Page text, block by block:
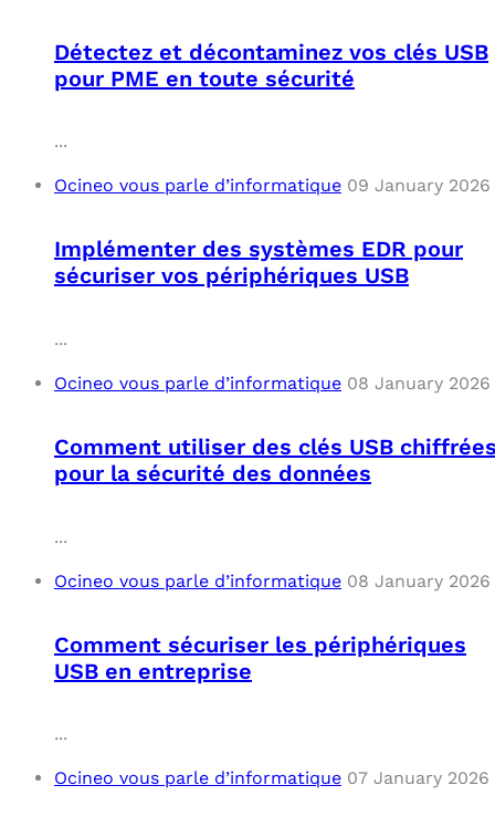
Détectez et décontaminez vos clés USB
pour PME en toute sécurité
...
Ocineo vous parle d’informatique 09 January 2026
Implémenter des systèmes EDR pour
sécuriser vos périphériques USB
...
Ocineo vous parle d’informatique 08 January 2026
Comment utiliser des clés USB
pour la sécurité des données
...
Ocineo vous parle d’informatique 08 January 2026
Comment sécuriser les périphériques
USB en entreprise
...
Ocineo vous parle d’informatique 07 January 2026